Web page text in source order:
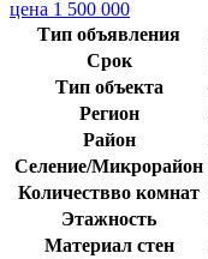
Тип объявления
Срок
Тип объекта
Регион
Район
Селение/Микрорайон
Количествво комнат
Этажность
Материал стен